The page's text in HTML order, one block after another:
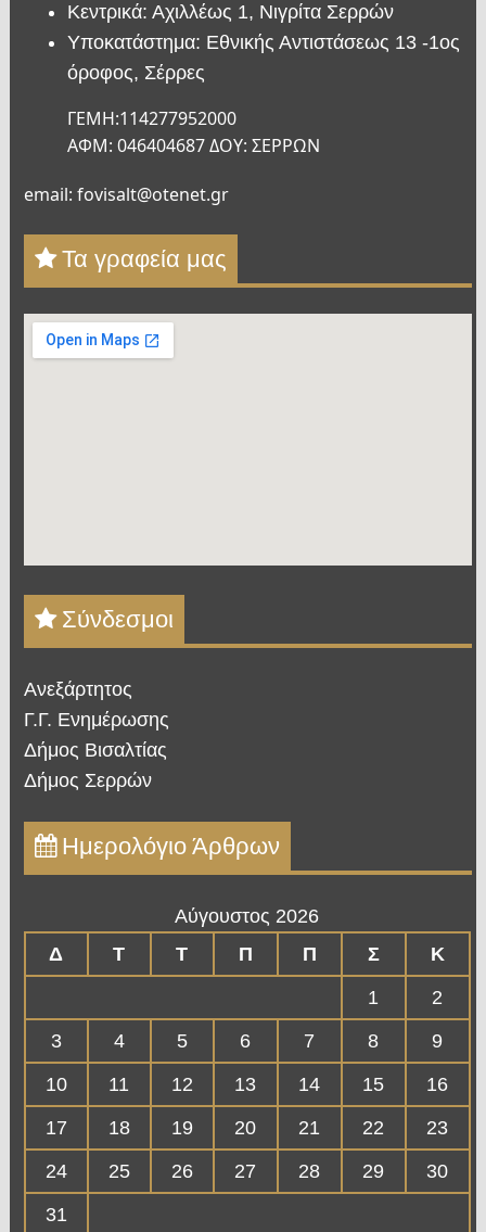
Κεντρικά: Αχιλλέως 1, Νιγρίτα Σερρών
Υποκατάστημα: Εθνικής Αντιστάσεως 13 -1ος
όροφος, Σέρρες
ΓΕΜΗ:114277952000
ΑΦΜ: 046404687 ΔΟΥ: ΣΕΡΡΩΝ
email: fovisalt@otenet.gr
Τα γραφεία μας
Σύνδεσμοι
Ανεξάρτητος
Γ.Γ. Ενημέρωσης
Δήμος Βισαλτίας
Δήμος Σερρών
Ημερολόγιο Άρθρων
Αύγουστος 2026
Δ
Τ Τ Π Π Σ
Κ
1
2
3
4 5 6 7 8
9
10
11 12 13 14 15
16
17
18 19 20 21 22
23
24
25 26 27 28 29
30
31